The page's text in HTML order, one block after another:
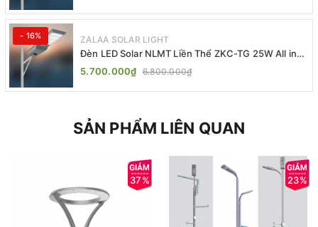
- 16% ZALAA SOLAR LIGHT
Đèn LED Solar NLMT Liền Thể ZKC-TG 25W All in
One | ZALAA Street Light
5.700.000₫ 6.800.000₫
SẢN PHẨM LIÊN QUAN
37% 23%